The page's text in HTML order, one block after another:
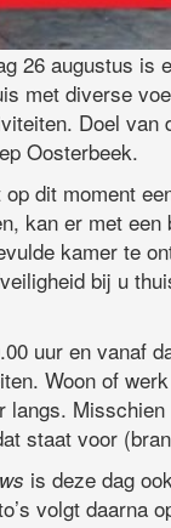
26 augustus is
met diverse
Doel van
Oosterbeek.
dit moment
kan er met
kamer te
bij u
uur en vanaf
Woon of
staat voor
is deze dag
volgt daarna